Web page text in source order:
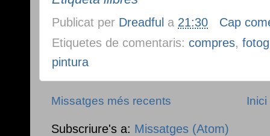
Publicat per Dreadful a 21:30
Cap
Etiquetes de comentaris: compres,
pintura
Missatges més recents Inici
Subscriure's a: Missatges (Atom)